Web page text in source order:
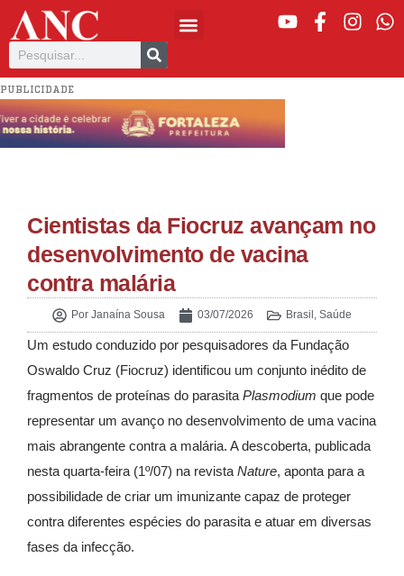
PUBLICIDADE
Cientistas da Fiocruz avançam no
desenvolvimento de vacina
contra malária
Por Janaína Sousa 03/07/2026 Brasil , Saúde
Um estudo conduzido por pesquisadores da Fundação
Oswaldo Cruz (Fiocruz) identificou um conjunto inédito de
fragmentos de proteínas do parasitaPlasmodium que pode
representar um avanço no desenvolvimento de uma vacina
mais abrangente contra a malária. A descoberta, publicada
nesta quarta-feira (1º/07) na revistaNature, aponta para a
possibilidade de criar um imunizante capaz de proteger
contra diferentes espécies do parasita e atuar em diversas
fases da infecção.